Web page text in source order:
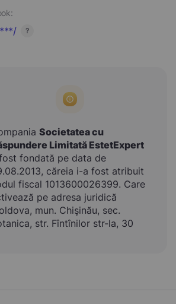
?
Societatea cu
Limitată EstetExpert
fondată pe data de
căreia i-a fost atribuit
fiscal 1013600026399. Care
pe adresa juridică
mun. Chişinău, sec.
str. Fîntînilor str-la, 30